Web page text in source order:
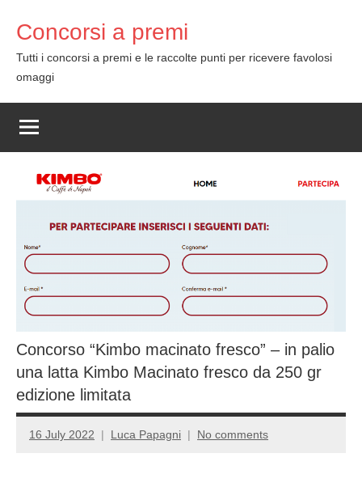
content
Concorsi a premi
Tutti i concorsi a premi e le raccolte punti per ricevere favolosi
omaggi
Concorso “Kimbo macinato fresco” – in palio
una latta Kimbo Macinato fresco da 250 gr
edizione limitata
16 July 2022 Luca Papagni No comments